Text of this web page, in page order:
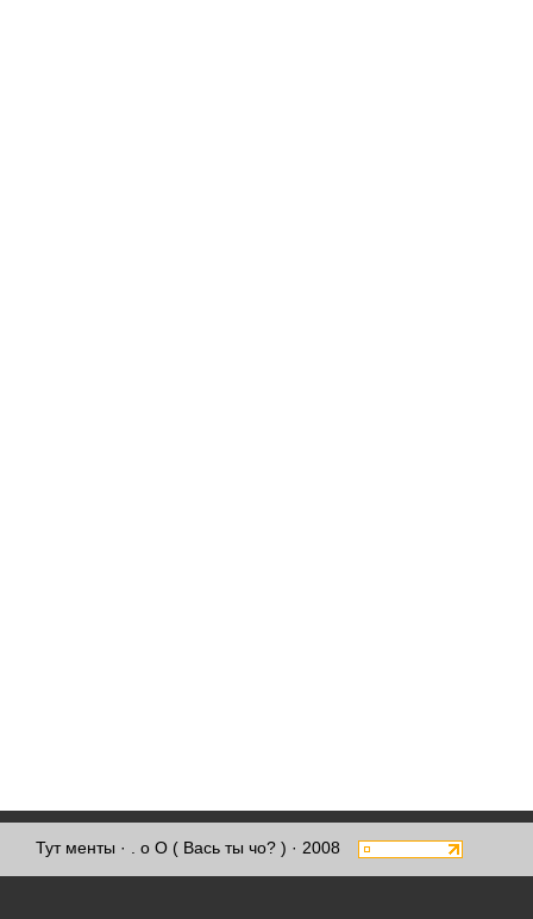
Тут менты · . о О ( Вась ты чо? ) · 2008